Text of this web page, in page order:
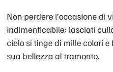
Non perdere l’occasione di
indimenticabile: lasciati
cielo si tinge di mille colori
sua bellezza al tramonto.